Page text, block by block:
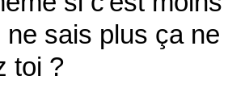
ne sais plus ça
toi ?